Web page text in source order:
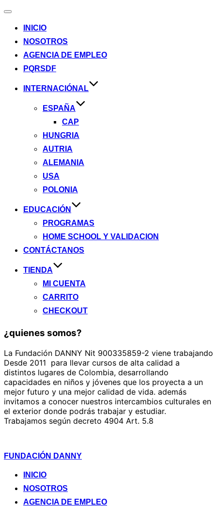
Alternar
navegación
INICIO
NOSOTROS
AGENCIA DE EMPLEO
PQRSDF
INTERNACIÓNAL
ESPAÑA
CAP
HUNGRIA
AUTRIA
ALEMANIA
USA
POLONIA
EDUCACIÓN
PROGRAMAS
HOME SCHOOL Y VALIDACION
CONTÁCTANOS
TIENDA
MI CUENTA
CARRITO
CHECKOUT
¿quienes somos?
La Fundación DANNY Nit 900335859-2 viene trabajando
Desde 2011 para llevar cursos de alta calidad a
distintos lugares de Colombia, desarrollando
capacidades en niños y jóvenes que los proyecta a un
mejor futuro y una mejor calidad de vida. además
invitamos a conocer nuestros intercambios culturales en
el exterior donde podrás trabajar y estudiar.
Trabajamos según decreto 4904 Art. 5.8
Saltar
contenido
FUNDACIÓN DANNY
INICIO
NOSOTROS
AGENCIA DE EMPLEO